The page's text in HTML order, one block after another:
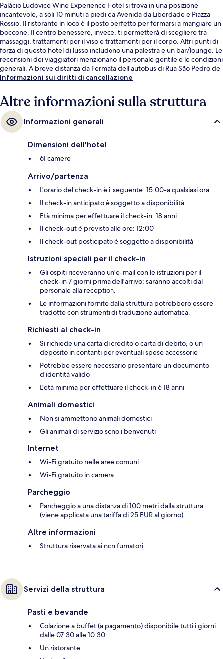
Palácio Ludovice Wine Experience Hotel si trova in una posizione
incantevole, a soli 10 minuti a piedi da Avenida da Liberdade e Piazza
Rossio. Il ristorante in loco è il posto perfetto per fermarsi a mangiare un
boccone. Il centro benessere, invece, ti permetterà di scegliere tra
massaggi, trattamenti per il viso e trattamenti per il corpo. Altri punti di
forza di questo hotel di lusso includono una palestra e un bar/lounge. Le
recensioni dei viaggiatori menzionano il personale gentile e le condizioni
generali. A breve distanza da Fermata dell’autobus di Rua São Pedro de
Alcântara e Fermata della funicolare di Elevador da Glória, prendere i
Informazioni sui diritti di cancellazione
Altre informazioni sulla struttura
Informazioni generali
Dimensioni dell'hotel
61 camere
Arrivo/partenza
L'orario del check-in è il seguente: 15:00-a qualsiasi ora
Il check-in anticipato è soggetto a disponibilità
Età minima per effettuare il check-in: 18 anni
Il check-out è previsto alle ore: 12:00
Il check-out posticipato è soggetto a disponibilità
Istruzioni speciali per il check-in
Gli ospiti riceveranno un'e-mail con le istruzioni per il
check-in 7 giorni prima dell'arrivo; saranno accolti dal
personale alla reception.
Le informazioni fornite dalla struttura potrebbero essere
tradotte con strumenti di traduzione automatica.
Richiesti al check-in
Si richiede una carta di credito o carta di debito, o un
deposito in contanti per eventuali spese accessorie
Potrebbe essere necessario presentare un documento
d’identità valido
L'età minima per effettuare il check-in è 18 anni
Animali domestici
Non si ammettono animali domestici
Gli animali di servizio sono i benvenuti
Internet
Wi-Fi gratuito nelle aree comuni
Wi-Fi gratuito in camera
Parcheggio
Parcheggio a una distanza di 100 metri dalla struttura
(viene applicata una tariffa di 25 EUR al giorno)
Altre informazioni
Struttura riservata ai non fumatori
Servizi della struttura
Pasti e bevande
Colazione a buffet (a pagamento) disponibile tutti i giorni
dalle 07:30 alle 10:30
Un ristorante